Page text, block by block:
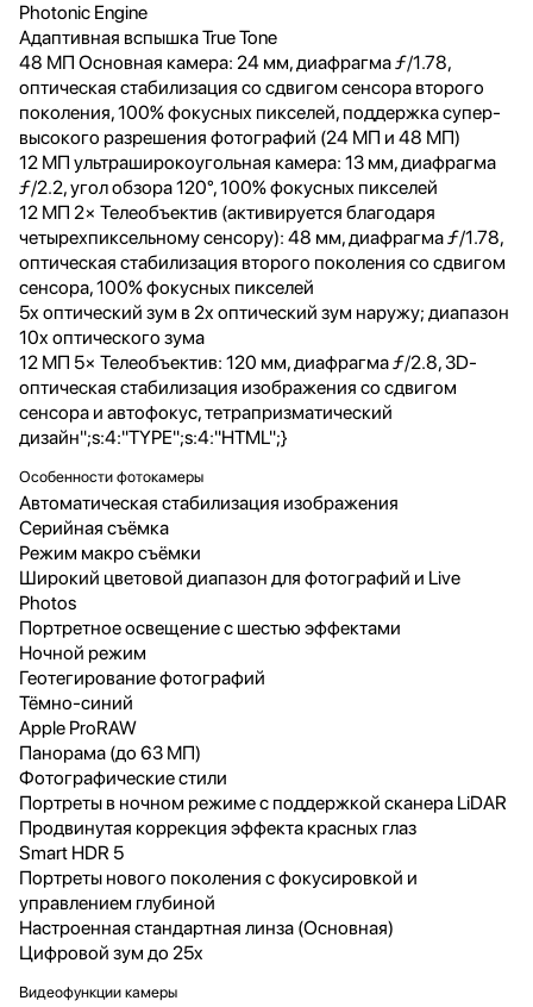
Photonic Engine
Адаптивная вспышка True Tone
48 МП Основная камера: 24 мм, диафрагма ƒ/1.78,
оптическая стабилизация со сдвигом сенсора второго
поколения, 100% фокусных пикселей, поддержка супер-
высокого разрешения фотографий (24 МП и 48 МП)
12 МП ультраширокоугольная камера: 13 мм, диафрагма
ƒ/2.2, угол обзора 120°, 100% фокусных пикселей
12 МП 2× Телеобъектив (активируется благодаря
четырехпиксельному сенсору): 48 мм, диафрагма ƒ/1.78,
оптическая стабилизация второго поколения со сдвигом
сенсора, 100% фокусных пикселей
5x оптический зум в 2x оптический зум наружу; диапазон
10x оптического зума
12 МП 5× Телеобъектив: 120 мм, диафрагма ƒ/2.8, 3D-
оптическая стабилизация изображения со сдвигом
сенсора и автофокус, тетрапризматический
дизайн";s:4:"TYPE";s:4:"HTML";}
Особенности фотокамеры
Автоматическая стабилизация изображения
Серийная съëмка
Режим макро съёмки
Широкий цветовой диапазон для фотографий и Live
Photos
Портретное освещение с шестью эффектами
Ночной режим
Геотегирование фотографий
Тёмно-синий
Apple ProRAW
Панорама (до 63 МП)
Фотографические стили
Портреты в ночном режиме с поддержкой сканера LiDAR
Продвинутая коррекция эффекта красных глаз
Smart HDR 5
Портреты нового поколения с фокусировкой и
управлением глубиной
Настроенная стандартная линза (Основная)
Цифровой зум до 25x
Видеофункции камеры